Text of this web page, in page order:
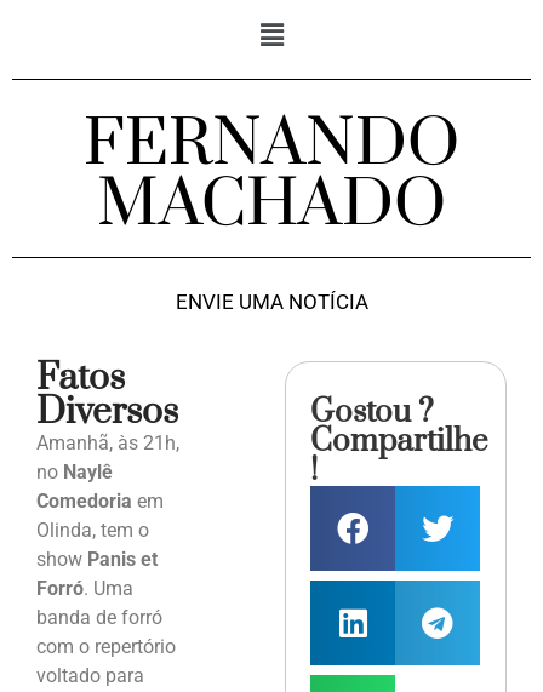
FERNANDO
MACHADO
ENVIE UMA NOTÍCIA
Fatos
Diversos
Amanhã, às 21h,
no Naylê
Comedoria em
Olinda, tem o
show Panis et
Forró. Uma
banda de forró
com o repertório
voltado para
Gostou ?
Compartilhe
!